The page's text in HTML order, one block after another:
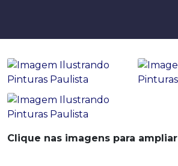
Clique nas imagens para ampliar